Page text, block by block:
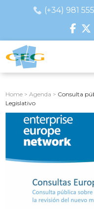
(+34) 981
Home >Agenda > Consulta
Legislativo